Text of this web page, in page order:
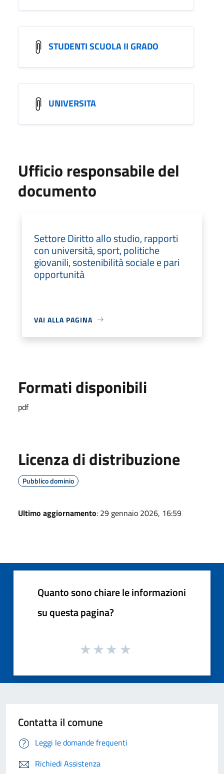
STUDENTI SCUOLA II GRADO
UNIVERSITA
Ufficio responsabile del
documento
Settore Diritto allo studio, rapporti
con università, sport, politiche
giovanili, sostenibilità sociale e pari
opportunità
VAI ALLA PAGINA
Formati disponibili
pdf
Licenza di distribuzione
Pubblico dominio
Ultimo aggiornamento: 29 gennaio 2026, 16:59
Quanto sono chiare le informazioni
su questa pagina?
Contatta il comune
Leggi le domande frequenti
Richiedi Assistenza